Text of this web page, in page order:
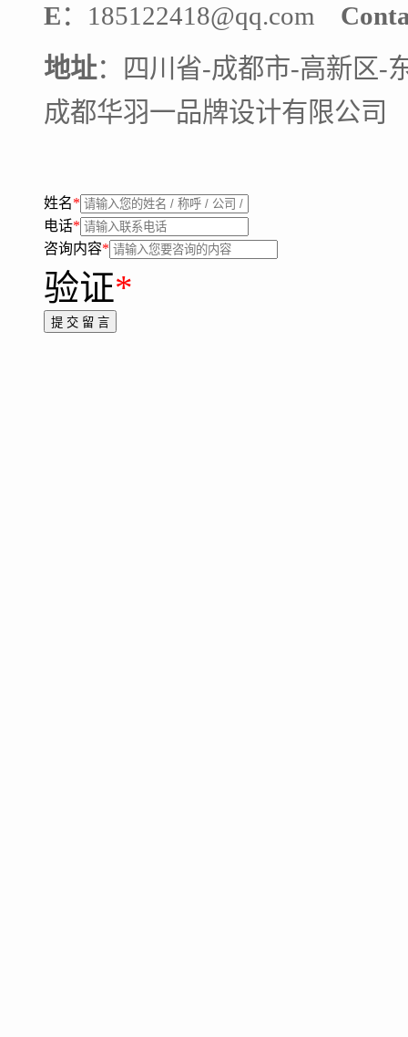
E：185122418@qq.com
地址：四川省-成都市-高新区-
成都华羽一品牌设计有限公司
姓名*
电话*
咨询内容*
验证*